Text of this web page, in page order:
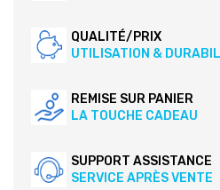
QUALITÉ/PRIX
UTILISATION &
REMISE SUR PANIER
LA TOUCHE CADEAU
SUPPORT ASSISTANCE
SERVICE APRÈS VENTE